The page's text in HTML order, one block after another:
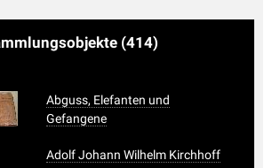
(414)
Abguss, Elefanten und
Gefangene
Adolf Johann Wilhelm Kirchhoff